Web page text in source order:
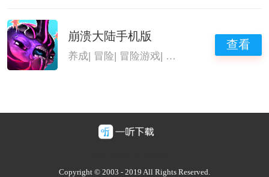
崩溃大陆手机版
养成| 冒险| 冒险游戏| 崩溃大陆
查看
Copyright © 2003 - 2019 All Rights Reserved.